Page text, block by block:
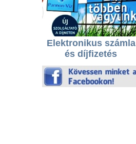
Elektronikus számla
és díjfizetés